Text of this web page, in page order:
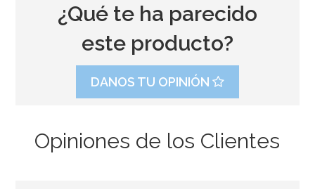
¿Qué te ha parecido
este producto?
DANOS TU OPINIÓN
Opiniones de los Clientes